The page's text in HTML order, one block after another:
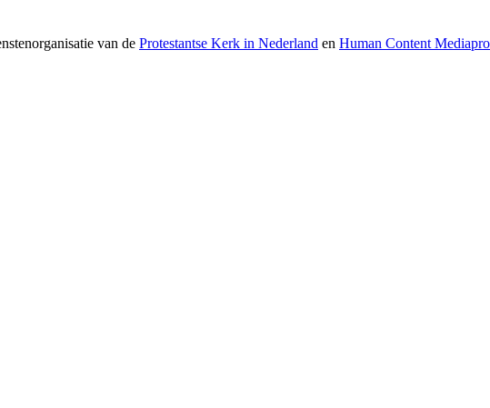
van de Protestantse Kerk in Nederland en Human Content